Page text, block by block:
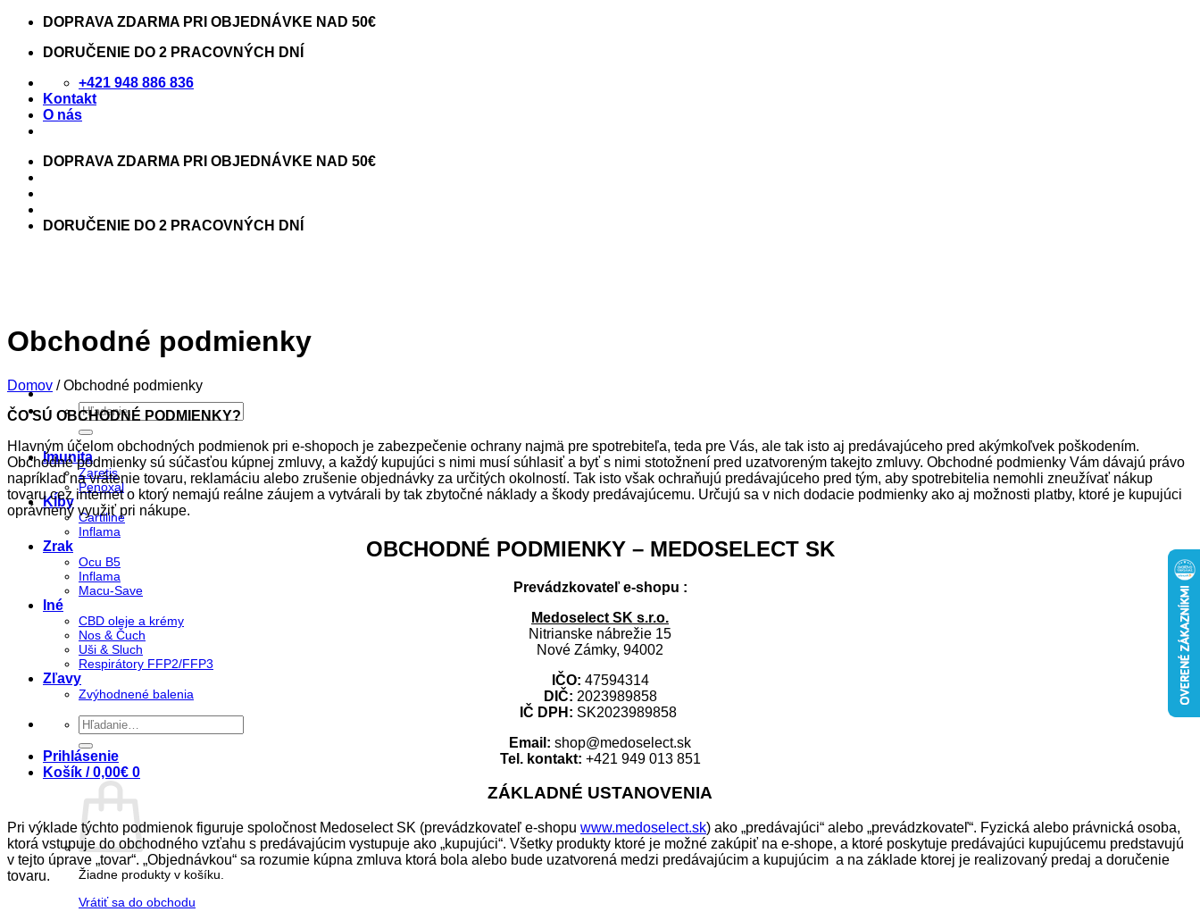
Skip
content
DOPRAVA ZDARMA PRI OBJEDNÁVKE NAD 50€
DORUČENIE DO 2 PRACOVNÝCH DNÍ
+421 948 886 836
Kontakt
O nás
DOPRAVA ZDARMA PRI OBJEDNÁVKE NAD 50€
DORUČENIE DO 2 PRACOVNÝCH DNÍ
Hľadať:
Imunita
Zaretis
Penoxal
Kĺby
Cartiline
Inflama
Zrak
Ocu B5
Inflama
Macu-Save
Iné
CBD oleje a krémy
Nos & Čuch
Uši & Sluch
Respirátory FFP2/FFP3
Zľavy
Zvýhodnené balenia
Hľadať:
Prihlásenie
Košík /0,00€ 0
Žiadne produkty v košíku.
Vrátiť sa do obchodu
Obchodné podmienky
Domov /Obchodné podmienky
ČO SÚ OBCHODNÉ PODMIENKY?
Hlavným účelom obchodných podmienok pri e-shopoch je zabezpečenie ochrany najmä pre spotrebiteľa, teda pre Vás, ale tak isto aj predávajúceho pred akýmkoľvek poškodením.
Obchodné podmienky sú súčasťou kúpnej zmluvy, a každý kupujúci s nimi musí súhlasiť a byť s nimi stotožnení pred uzatvoreným takejto zmluvy. Obchodné podmienky Vám dávajú právo
napríklad na vrátenie tovaru, reklamáciu alebo zrušenie objednávky za určitých okolností. Tak isto však ochraňujú predávajúceho pred tým, aby spotrebitelia nemohli zneužívať nákup
tovaru cez internet o ktorý nemajú reálne záujem a vytvárali by tak zbytočné náklady a škody predávajúcemu. Určujú sa v nich dodacie podmienky ako aj možnosti platby, ktoré je kupujúci
oprávnený využiť pri nákupe.
OBCHODNÉ PODMIENKY – MEDOSELECT SK
Prevádzkovateľ e-shopu :
Medoselect SK s.r.o.
Nitrianske nábrežie 15
Nové Zámky, 94002
IČO: 47594314
DIČ: 2023989858
IČ DPH: SK2023989858
Email: shop@medoselect.sk
Tel. kontakt: +421 949 013 851
ZÁKLADNÉ USTANOVENIA
Pri výklade týchto podmienok figuruje spoločnost Medoselect SK (prevádzkovateľ e-shopu www.medoselect.sk) ako „predávajúci“ alebo „prevádzkovateľ“. Fyzická alebo právnická osoba,
ktorá vstupuje do obchodného vzťahu s predávajúcim vystupuje ako „kupujúci“. Všetky produkty ktoré je možné zakúpiť na e-shope, a ktoré poskytuje predávajúci kupujúcemu predstavujú
v tejto úprave „tovar“. „Objednávkou“ sa rozumie kúpna zmluva ktorá bola alebo bude uzatvorená medzi predávajúcim a kupujúcim a na základe ktorej je realizovaný predaj a doručenie
tovaru.